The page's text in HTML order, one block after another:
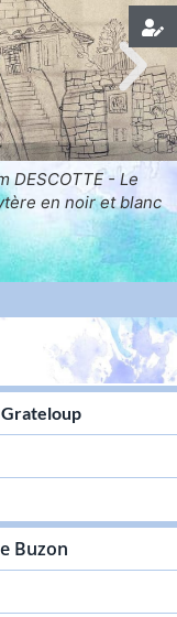
Nikki
du
Grateloup
Buzon